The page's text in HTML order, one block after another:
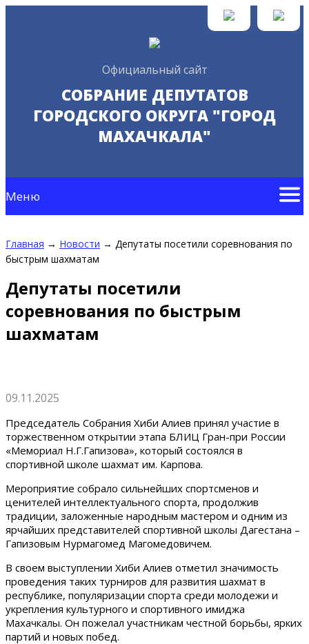
Официальный сайт
СОБРАНИЕ ДЕПУТАТОВ
ГОРОДСКОГО ОКРУГА "ГОРОД
МАХАЧКАЛА"
Меню
Главная → Новости → Депутаты посетили соревнования по
быстрым шахматам
Депутаты посетили
соревнования по быстрым
шахматам
09.11.2025
Председатель Собрания Хиби Алиев принял участие в
торжественном открытии этапа БЛИЦ Гран-при России
«Мемориал Н.Г.Гапизова», который состоялся в
спортивной школе шахмат им. Карпова.
Мероприятие собрало сильнейших спортсменов и
ценителей интеллектуального спорта, продолжив
традиции, заложенные народным мастером и одним из
ярчайших представителей спортивной школы Дагестана –
Гапизовым Нурмагомед Магомедовичем.
В своем выступлении Хиби Алиев отметил значимость
проведения таких турниров для развития шахмат в
республике, популяризации спорта среди молодежи и
укрепления культурного и спортивного имиджа
Махачкалы. Он пожелал участникам честной борьбы, ярких
партий и новых побед.